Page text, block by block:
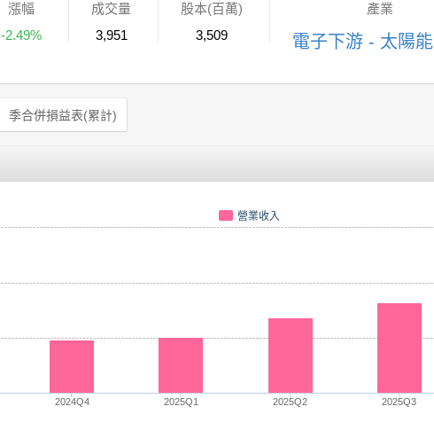
漲幅
-2.49%
成交量
3,951
股本(百萬)
3,509
產業
電子下游 - 太陽能
季合併損益表(累計)
營業收入
2024Q4 2025Q1 2025Q2 2025Q3